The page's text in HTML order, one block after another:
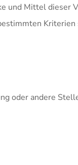
Mittel dieser
oder andere